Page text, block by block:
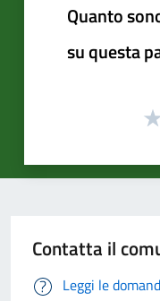
Quanto
su questa
Contatta il
Leggi le